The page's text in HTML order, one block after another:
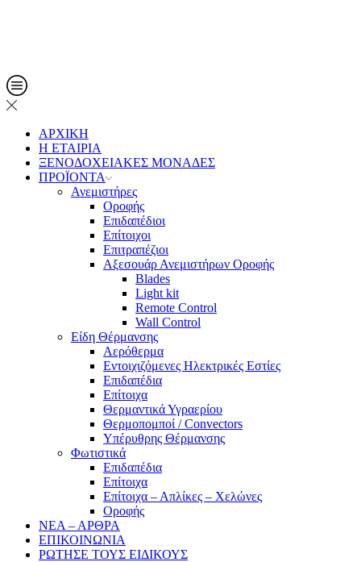
ΑΡΧΙΚΗ
Η ΕΤΑΙΡΙΑ
ΞΕΝΟΔΟΧΕΙΑΚΕΣ ΜΟΝΑΔΕΣ
ΠΡΟΪΟΝΤΑ
Ανεμιστήρες
Οροφής
Επιδαπέδιοι
Επίτοιχοι
Επιτραπέζιοι
Αξεσουάρ Ανεμιστήρων Οροφής
Blades
Light kit
Remote Control
Wall Control
Είδη Θέρμανσης
Αερόθερμα
Εντοιχιζόμενες Ηλεκτρικές Εστίες
Επιδαπέδια
Επίτοιχα
Θερμαντικά Υγραερίου
Θερμοπομποί / Convectors
Υπέρυθρης Θέρμανσης
Φωτιστικά
Επιδαπέδια
Επίτοιχα
Επίτοιχα – Απλίκες – Χελώνες
Οροφής
ΝΕΑ – ΑΡΘΡΑ
ΕΠΙΚΟΙΝΩΝΙΑ
ΡΩΤΗΣΕ ΤΟΥΣ ΕΙΔΙΚΟΥΣ